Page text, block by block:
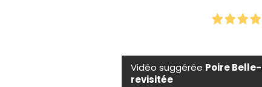
Vidéo suggérée Poire
revisitée